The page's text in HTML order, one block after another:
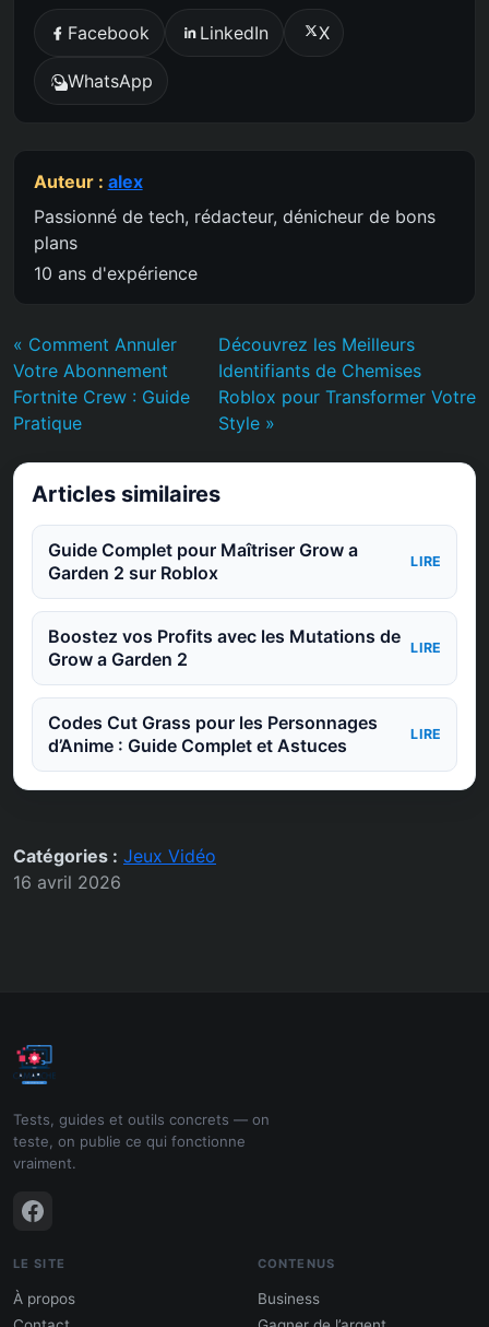
Facebook LinkedIn X
WhatsApp
Auteur : alex
Passionné de tech, rédacteur, dénicheur de bons
plans
10 ans d'expérience
« Comment Annuler
Votre Abonnement
Fortnite Crew : Guide
Pratique
Découvrez les Meilleurs
Identifiants de Chemises
Roblox pour Transformer Votre
Style »
Articles similaires
Guide Complet pour Maîtriser Grow a
Garden 2 sur Roblox
LIRE
Boostez vos Profits avec les Mutations de
Grow a Garden 2
LIRE
Codes Cut Grass pour les Personnages
d’Anime : Guide Complet et Astuces
LIRE
Catégories : Jeux Vidéo
16 avril 2026
Tests, guides et outils concrets — on
teste, on publie ce qui fonctionne
vraiment.
LE SITE
À propos
CONTENUS
Business